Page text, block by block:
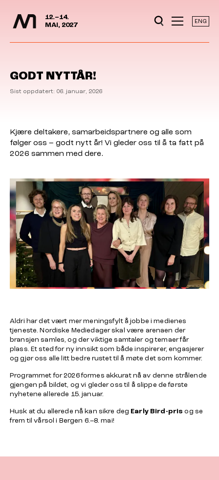
Hopp til hovedinnhold
12.–14.
MAI, 2027
ENG
GODT NYTTÅR!
Sist oppdatert: 06. januar, 2026
Kjære deltakere, samarbeidspartnere og alle som
følger oss – godt nytt år! Vi gleder oss til å ta fatt på
2026 sammen med dere.
Aldri har det vært mer meningsfylt å jobbe i medienes
tjeneste. Nordiske Mediedager skal være arenaen der
bransjen samles, og der viktige samtaler og temaer får
plass. Et sted for ny innsikt som både inspirerer, engasjerer
og gjør oss alle litt bedre rustet til å møte det som kommer.
Programmet for 2026 formes akkurat nå av denne strålende
gjengen på bildet, og vi gleder oss til å slippe de første
nyhetene allerede 15. januar.
Husk at du allerede nå kan sikre deg Early Bird-prisog se
frem til vårsol i Bergen 6.–8. mai!